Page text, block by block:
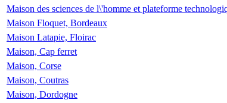
Maison des sciences de l\'homme et plateforme
Maison Floquet, Bordeaux
Maison Latapie, Floirac
Maison, Cap ferret
Maison, Corse
Maison, Coutras
Maison, Dordogne